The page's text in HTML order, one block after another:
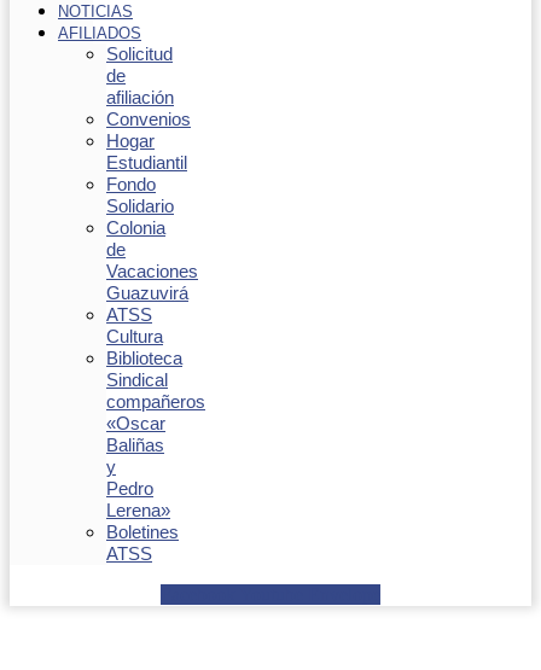
NOTICIAS
AFILIADOS
Solicitud
de
afiliación
Convenios
Hogar
Estudiantil
Fondo
Solidario
Colonia
de
Vacaciones
Guazuvirá
ATSS
Cultura
Biblioteca
Sindical
compañeros
«Oscar
Baliñas
y
Pedro
Lerena»
Boletines
ATSS